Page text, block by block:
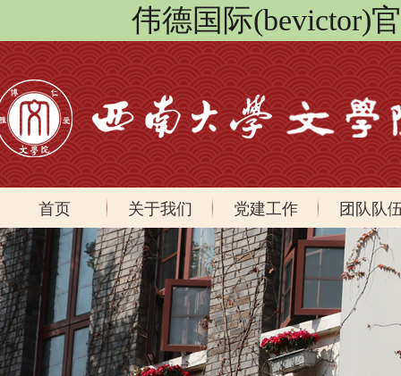
伟德国际(bevictor)
首页 关于我们 党建工作 团队队